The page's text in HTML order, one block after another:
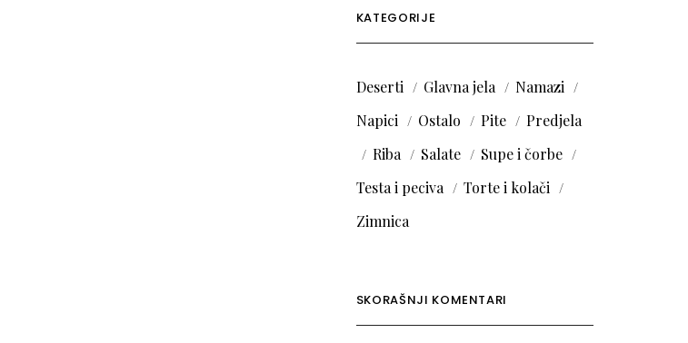
KATEGORIJE
Deserti Glavna jela
Namazi
Napici
Ostalo Pite
Predjela
Riba
Salate
Supe i čorbe
Testa i peciva
Torte i kolači
Zimnica
SKORAŠNJI KOMENTARI